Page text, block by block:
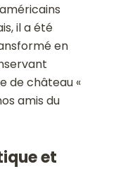
il a été
en
de château «
amis du
et